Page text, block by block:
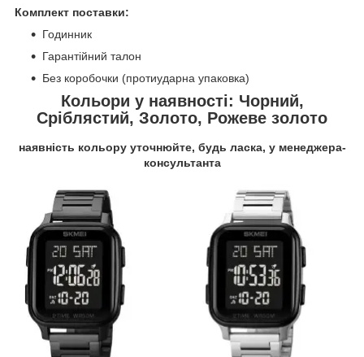
Комплект поставки:
Годинник
Гарантійний талон
Без коробочки (протиударна упаковка)
Кольори у наявності: Чорний,
Сріблястий, Золото, Рожеве золото
наявність кольору уточнюйте, будь ласка, у менеджера-
консультанта